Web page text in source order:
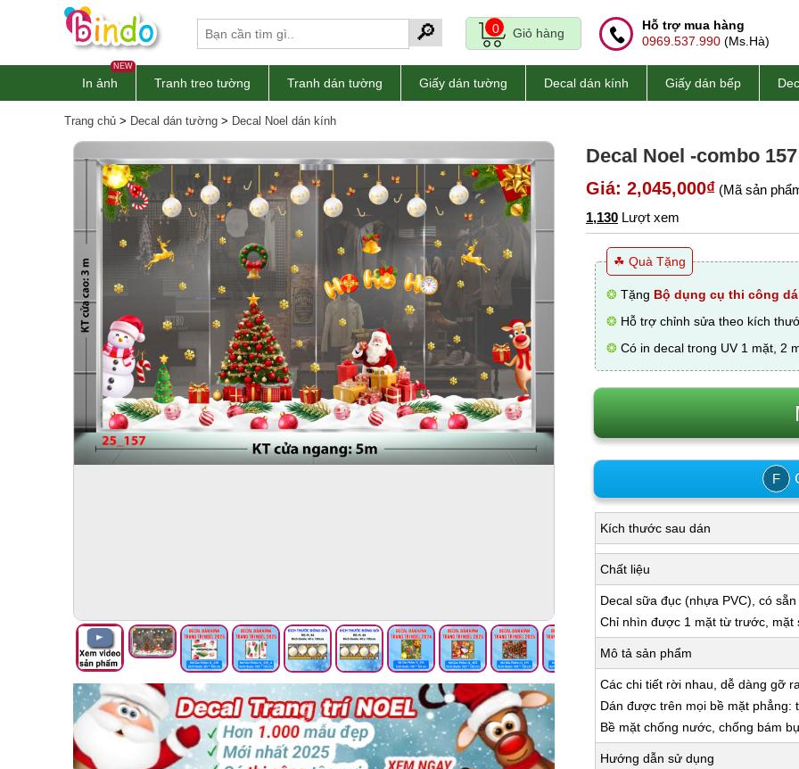
🔎 0 Giỏ hàng
Hỗ trợ mua hàng
0969.537.990 (Ms.Hà)
NEW
In ảnh Tranh treo tường Tranh dán tường Giấy dán tường Decal dán kính Giấy dán bếp
Trang chủ > Decal dán tường > Decal Noel dán kính
Decal Noel -combo 157
Giá: 2,045,000₫ (Mã sản
1,130 Lượt xem
☘ Quà Tặng
❂ Tặng Bộ dụng cụ thi công
❂ Hỗ trợ chỉnh sửa theo kích
❂ Có in decal trong UV 1 mặt, 2
F
Kích thước sau dán
Chất liệu
Decal sữa đục (nhựa PVC), có
Chỉ nhìn được 1 mặt từ trước, mặt
Mô tả sản phẩm
Các chi tiết rời nhau, dễ dàng gỡ
Dán được trên mọi bề mặt phẳng:
Bề mặt chống nước, chống bám
Hướng dẫn sử dụng